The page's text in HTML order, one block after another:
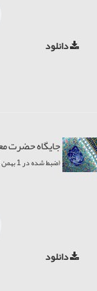
دانلود
جایگاه حضرت
(ضبط شده در 1 بهمن 1394- وفات حضرت معصومه(س))
دانلود